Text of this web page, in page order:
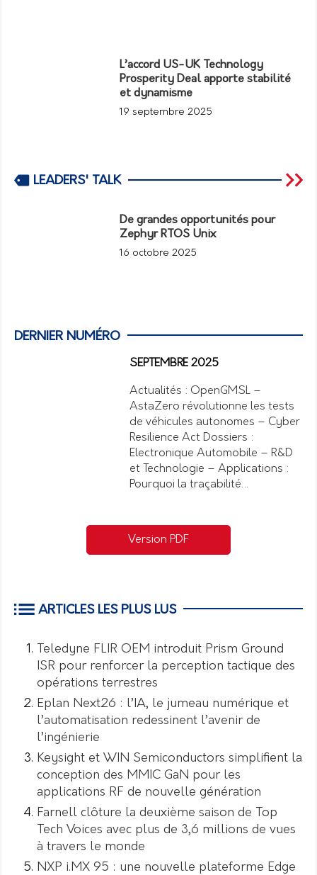
L’accord US-UK Technology
Prosperity Deal apporte stabilité
et dynamisme
19 septembre 2025
LEADERS' TALK
De grandes opportunités pour
Zephyr RTOS Unix
16 octobre 2025
DERNIER NUMÉRO
SEPTEMBRE 2025
Actualités : OpenGMSL –
AstaZero révolutionne les tests
de véhicules autonomes – Cyber
Resilience Act Dossiers :
Electronique Automobile – R&D
et Technologie – Applications :
Pourquoi la traçabilité…
Version PDF
ARTICLES LES PLUS LUS
Teledyne FLIR OEM introduit Prism Ground
ISR pour renforcer la perception tactique des
opérations terrestres
Eplan Next26 : l’IA, le jumeau numérique et
l’automatisation redessinent l’avenir de
l’ingénierie
Keysight et WIN Semiconductors simplifient la
conception des MMIC GaN pour les
applications RF de nouvelle génération
Farnell clôture la deuxième saison de Top
Tech Voices avec plus de 3,6 millions de vues
à travers le monde
NXP i.MX 95 : une nouvelle plateforme Edge